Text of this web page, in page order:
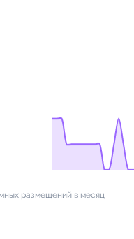
размещений в месяц